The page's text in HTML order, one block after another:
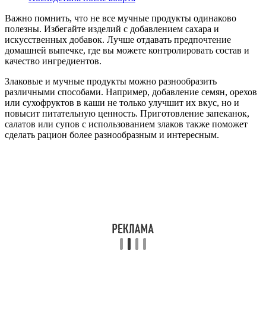
Важно помнить, что не все мучные продукты одинаково
полезны. Избегайте изделий с добавлением сахара и
искусственных добавок. Лучше отдавать предпочтение
домашней выпечке, где вы можете контролировать состав и
качество ингредиентов.
Злаковые и мучные продукты можно разнообразить
различными способами. Например, добавление семян, орехов
или сухофруктов в каши не только улучшит их вкус, но и
повысит питательную ценность. Приготовление запеканок,
салатов или супов с использованием злаков также поможет
сделать рацион более разнообразным и интересным.